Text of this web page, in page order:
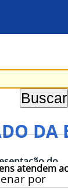
DA
atendem
por
do